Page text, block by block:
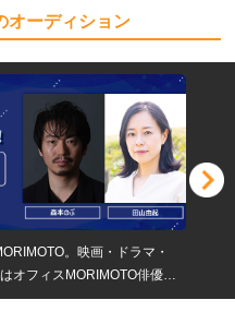
オーディション
。映画・ドラマ・
オフィスMORIMOTO俳優一
験者、即戦力募集！